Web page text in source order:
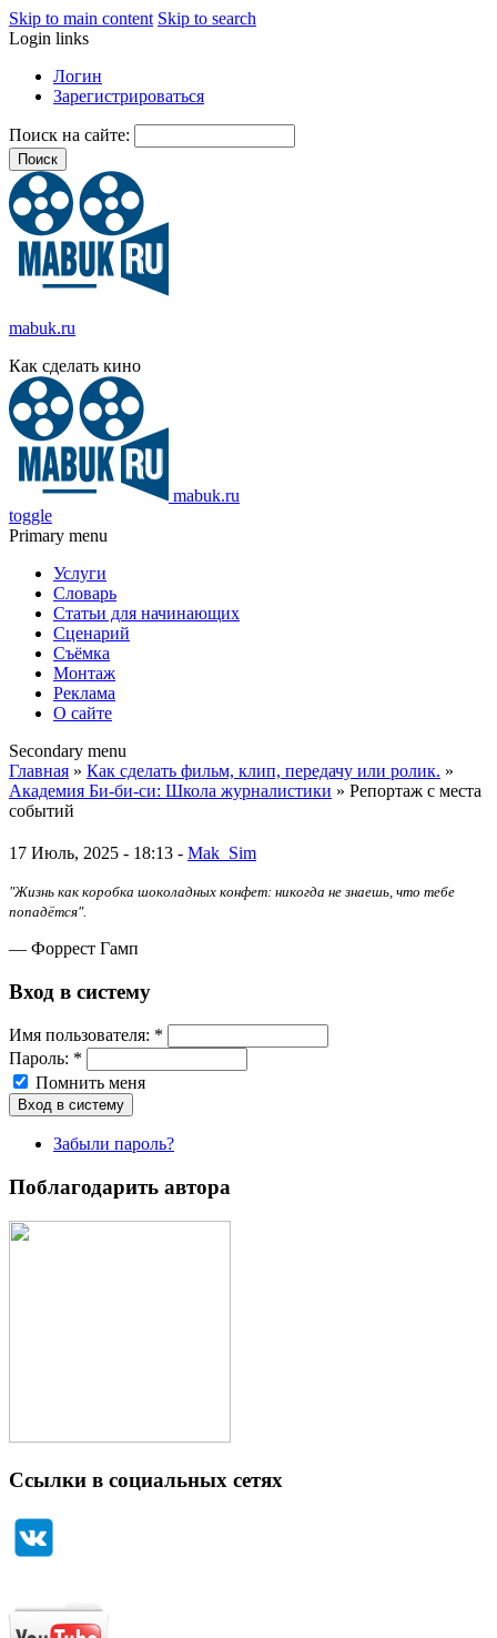
Skip to main content Skip to search
Login links
Логин
Зарегистрироваться
Поиск на сайте:
mabuk.ru
Как сделать кино
mabuk.ru
toggle
Primary menu
Услуги
Словарь
Статьи для начинающих
Сценарий
Съёмка
Монтаж
Реклама
О сайте
Secondary menu
Главная » Как сделать фильм, клип, передачу или ролик. »
Академия Би-би-си: Школа журналистики » Репортаж с места
событий
17 Июль, 2025 - 18:13 - Mak_Sim
"Жизнь как коробка шоколадных конфет: никогда не знаешь, что тебе
попадётся".
— Форрест Гамп
Вход в систему
Имя пoльзовaтeля: *
Пароль: *
Помнить меня
Забыли пароль?
Поблагодарить автора
Ссылки в социальных сетях